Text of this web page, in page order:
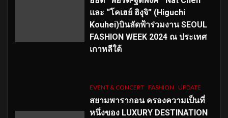
และ “โคเฮย์ ฮิงุจิ” (Higuchi
Kouhei)บินลัดฟ้าร่วมงาน SEOUL
FASHION WEEK 2024 ณ ประเทศ
เกาหลีใต้
EVENT & CONCERT FASHION UPDATE
สยามพารากอน ครองความเป็นที่
หนึ่งของ LUXURY DESTINATION